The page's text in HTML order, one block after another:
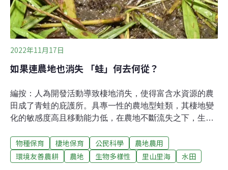
顧保育工作。每位取得綠保標章的農友，耕作過程必須不
影響田間生物的棲息及周遭自然生態，除了不使用
2022年11月17日
如果連農地也消失 「蛙」何去何從？
編按：人為開發活動導致棲地消失，使得富含水資源的農
田成了青蛙的庇護所。具專一性的農地型蛙類，其棲地變
化的敏感度高且移動能力低，在農地不斷流失之下，生存
你看，如何守護「蛙邸家」。農田其實也是蛙邸家位處亞
熱帶的台灣，年雨量豐沛，有著溫暖潮濕的氣候條件，十
物種保育 棲地保育 公民科學
農地農用
環境友善農耕
農地 生物多樣性 里山里海 水田